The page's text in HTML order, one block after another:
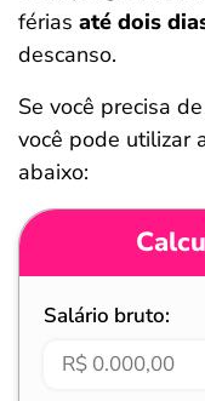
férias até dois
descanso.
Se você precisa
você pode utilizar
abaixo:
Salário bruto: